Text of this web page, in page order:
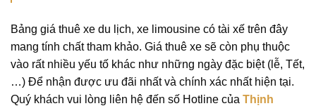
Bảng giá thuê xe du lịch, xe limousine có tài xế trên đây
mang tính chất tham khảo. Giá thuê xe sẽ còn phụ thuộc
vào rất nhiều yếu tố khác như những ngày đặc biệt (lễ, Tết,
…) Để nhận được ưu đãi nhất và chính xác nhất hiện tại.
Quý khách vui lòng liên hệ đến số Hotline của Thịnh